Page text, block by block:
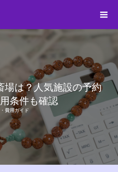
場は？人気施設の予約
条件も確認
費用ガイド